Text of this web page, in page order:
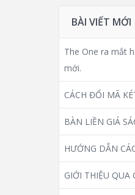
BÀI VIẾT MỚI
The One ra mắt
mới.
CÁCH ĐỔI MÃ
BÀN LIỀN GIÁ
HƯỚNG DẪN
GIỚI THIỆU QUA